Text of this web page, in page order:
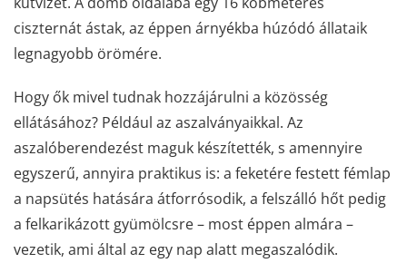
ciszternát ástak, az éppen árnyékba húzódó állataik
legnagyobb örömére.
Hogy ők mivel tudnak hozzájárulni a közösség
ellátásához? Például az aszalványaikkal. Az
aszalóberendezést maguk készítették, s amennyire
egyszerű, annyira praktikus is: a feketére festett fémlap
a napsütés hatására átforrósodik, a felszálló hőt pedig
a felkarikázott gyümölcsre – most éppen almára –
vezetik, ami által az egy nap alatt megaszalódik.